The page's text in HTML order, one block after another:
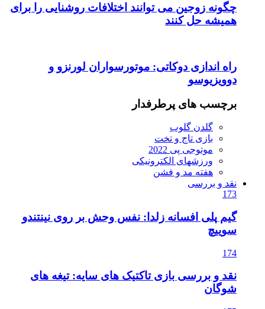
چگونه زوجین می توانند اختلافات روشنایی را برای
همیشه حل کنند
راه اندازی دوکاتی: موتورسواران لورنزو و
دوویزیوسو
برچسب های پرطرفدار
گلدن گلوب
بازی تاج و تخت
موتوجی پی 2022
ورزشهای الکترونیکی
هفته مد و فشن
نقد و بررسی
گیم پلی افسانه زلدا: نفس وحش بر روی نینتندو
سوییچ
نقد و بررسی بازی تاکتیک های سایه: تیغه های
شوگان